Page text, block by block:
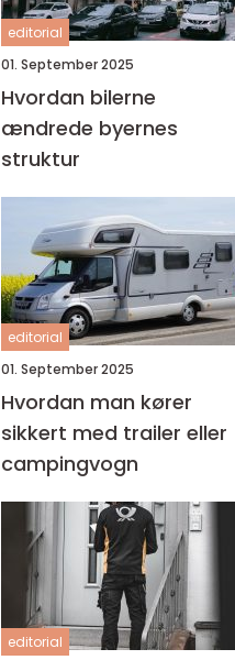
editorial
01. September 2025
Hvordan bilerne
ændrede byernes
struktur
editorial
01. September 2025
Hvordan man kører
sikkert med trailer eller
campingvogn
editorial